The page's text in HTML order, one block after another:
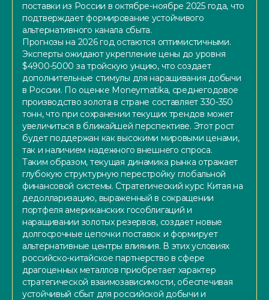
поставки из России в октябре-ноябре 2025 года, что
подтверждает формирование устойчивого
альтернативного канала сбыта.
Прогнозы на 2026 год остаются оптимистичными.
Эксперты ожидают укрепление цены до уровня
$4900-5000 за тройскую унцию, что создает
дополнительные стимулы для наращивания добычи
в России. По оценке Moneymatika, среднегодовое
производство золота в стране составляет 330-350
тонн, что при сохранении текущих трендов может
увеличиться в ближайшей перспективе. Этот рост
будет поддержан как высокими мировыми ценами,
так и наличием надежного внешнего спроса.
Таким образом, текущая динамика рынка отражает
глубокую структурную перестройку глобальной
финансовой системы. Стратегический курс Китая на
дедолларизацию, выраженный в сокращении
портфеля американских гособлигаций и
наращивании золотых резервов, создает новые
долгосрочные цепочки поставок и формирует
альтернативные центры влияния. В этих условиях
российско-китайское партнерство в сфере
драгоценных металлов приобретает характер
стратегической взаимозависимости, обеспечивая
устойчивый сбыт для российской добычи и